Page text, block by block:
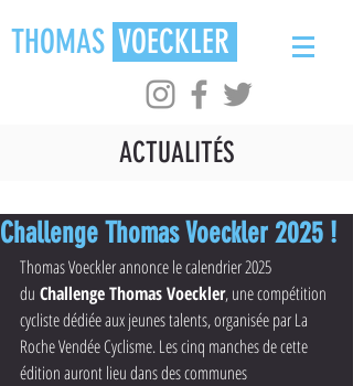
THOMAS VOECKLER
ACTUALITÉS
Challenge Thomas Voeckler 2025 !
Thomas Voeckler annonce le calendrier 2025
du Challenge Thomas Voeckler, une compétition
cycliste dédiée aux jeunes talents, organisée par La
Roche Vendée Cyclisme. Les cinq manches de cette
édition auront lieu dans des communes